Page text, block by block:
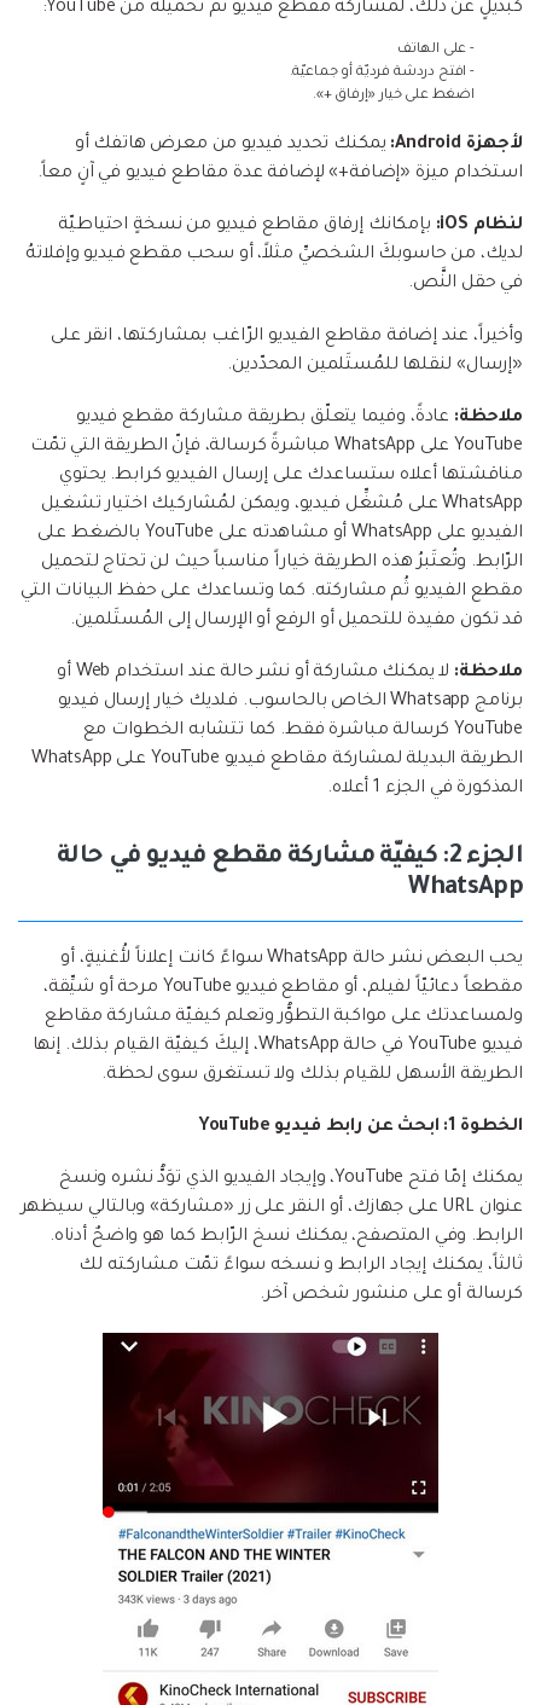
كبديلٍ عن ذلك، لمشاركة مقطع فيديو تم تحميله من YouTube:
- على الهاتف
- افتح دردشة فرديّة أو جماعيّة.
اضغط على خيار «إرفاق +».
لأجهزة Android:
يمكنك تحديد فيديو من معرض هاتفك أو
استخدام ميزة «إضافة+» لإضافة عدة مقاطع فيديو في آنٍ معاً.
لنظام iOS:
بإمكانك إرفاق مقاطع فيديو من نسخةٍ احتياطيّة
لديك، من حاسوبكَ الشخصيِّ مثلاً، أو سحب مقطع فيديو وإفلاتهُ
في حقل النَّص.
وأخيراً، عند إضافة مقاطع الفيديو الرّاغب بمشاركتها، انقر على
«إرسال» لنقلها للمُستَلمين المحدّدين.
ملاحظة: عادةً، وفيما يتعلّق بطريقة مشاركة مقطع فيديو
YouTube على WhatsApp مباشرةً كرسالة، فإنّ الطريقة التي تمّت
مناقشتها أعلاه ستساعدك على إرسال الفيديو كرابط. يحتوي
WhatsApp على مُشغِّل فيديو، ويمكن لمُشاركيك اختيار تشغيل
الفيديو على WhatsApp أو مشاهدته على YouTube بالضغط على
الرّابط. وتُعتَبرُ هذه الطريقة خياراً مناسباً حيث لن تحتاج لتحميل
مقطع الفيديو ثُم مشاركته. كما وتساعدك على حفظ البيانات التي
قد تكون مفيدة للتحميل أو الرفع أو الإرسال إلى المُستَلمين.
ملاحظة:
لا يمكنك مشاركة أو نشر حالة عند استخدام Web أو
برنامج Whatsapp الخاص بالحاسوب. فلديك خيار إرسال فيديو
YouTube كرسالة مباشرة فقط. كما تتشابه الخطوات مع
الطريقة البديلة لمشاركة مقاطع فيديو YouTube على WhatsApp
المذكورة في الجزء 1 أعلاه.
الجزء 2: كيفيّة مشاركة مقطع فيديو في حالة
WhatsApp
يحب البعض نشر حالة WhatsApp سواءً كانت إعلاناً لأُغنيةٍ، أو
مقطعاً دعائيّاً لفيلم، أو مقاطع فيديو YouTube مرحة أو شيِّقة،
ولمساعدتك على مواكبة التطوُّر وتعلم كيفيّة مشاركة مقاطع
فيديو YouTube في حالة WhatsApp، إليكَ كيفيّة القيام بذلك. إنها
الطريقة الأسهل للقيام بذلك ولا تستغرق سوى لحظة.
الخطوة 1: ابحث عن رابط فيديو YouTube
يمكنك إمّا فتح YouTube، وإيجاد الفيديو الذي توَدُّ نشره ونسخ
عنوان URL على جهازك، أو النقر على زر «مشاركة» وبالتالي سيظهر
الرابط. وفي المتصفح، يمكنك نسخ الرّابط كما هو واضحٌ أدناه.
ثالثاً، يمكنك إيجاد الرابط و نسخه سواءً تمّت مشاركته لك
كرسالة أو على منشور شخص آخر.